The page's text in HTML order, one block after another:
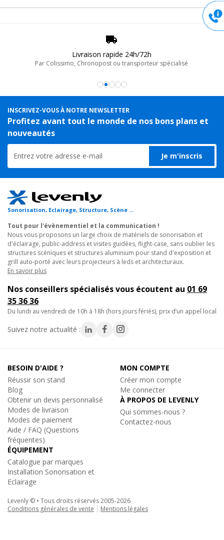
Pile alcaline :
- Conditionnement : 1 blister contenant 1 pile
Livraison rapide 24h/72h
Par Colissimo, Chronopost ou transporteur spécialisé
INSCRIVEZ-VOUS À NOTRE NEWSLETTER
Profitez avant tout le monde de nos bons plans et
nouveautés
Je m'inscris
Sonorisation, Eclairage, Structure, Scène ...
Tout pour l'évènementiel et la communication !
Nous vous proposons un large choix de matériels de sonorisation et
d'éclairage, public-address et visites guidées, flight-case, sans oublier les
structures scéniques et structures aluminium pour stand d'exposition et
grill auto-porté avec leurs projecteurs à leds et architecturaux.
En savoir plus
Nos conseillers spécialisés vous écoutent au 01 69
35 36 36
du lundi au vendredi de 10h à 18h (hors jours fériés), prix d’un appel local
Suivez notre actualité :
BESOIN D'AIDE ?
Réussir son stand
Blog
Obtenir un devis personnalisé
Modes de livraison
Modes de paiement
Aide / FAQ (Questions
fréquentes)
ÉQUIPEMENT
Catalogue par marques
Installation Sonorisation et
Eclairage
MON COMPTE
Créer mon compte
Me connecter
À PROPOS DE LEVENLY
Qui sommes-nous ?
Contactez-nous
Levenly © • Tous droits réservés 2005-2026
Conditions générales de vente
Mentions légales